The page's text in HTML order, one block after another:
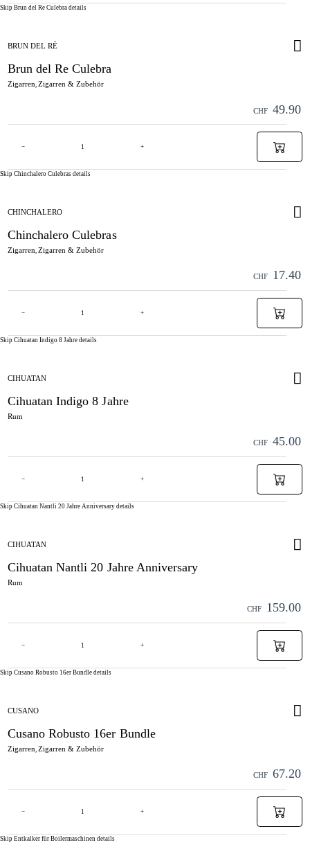
Skip Brun del Re Culebra details
BRUN DEL RÉ
Brun del Re Culebra
Zigarren, Zigarren & Zubehör
CHF 49.90
− +
Skip Chinchalero Culebras details
CHINCHALERO
Chinchalero Culebras
Zigarren, Zigarren & Zubehör
CHF 17.40
− +
Skip Cihuatan Indigo 8 Jahre details
CIHUATAN
Cihuatan Indigo 8 Jahre
Rum
CHF 45.00
− +
Skip Cihuatan Nantli 20 Jahre Anniversary details
CIHUATAN
Cihuatan Nantli 20 Jahre Anniversary
Rum
CHF 159.00
− +
Skip Cusano Robusto 16er Bundle details
CUSANO
Cusano Robusto 16er Bundle
Zigarren, Zigarren & Zubehör
CHF 67.20
− +
Skip Entkalker für Boilermaschinen details